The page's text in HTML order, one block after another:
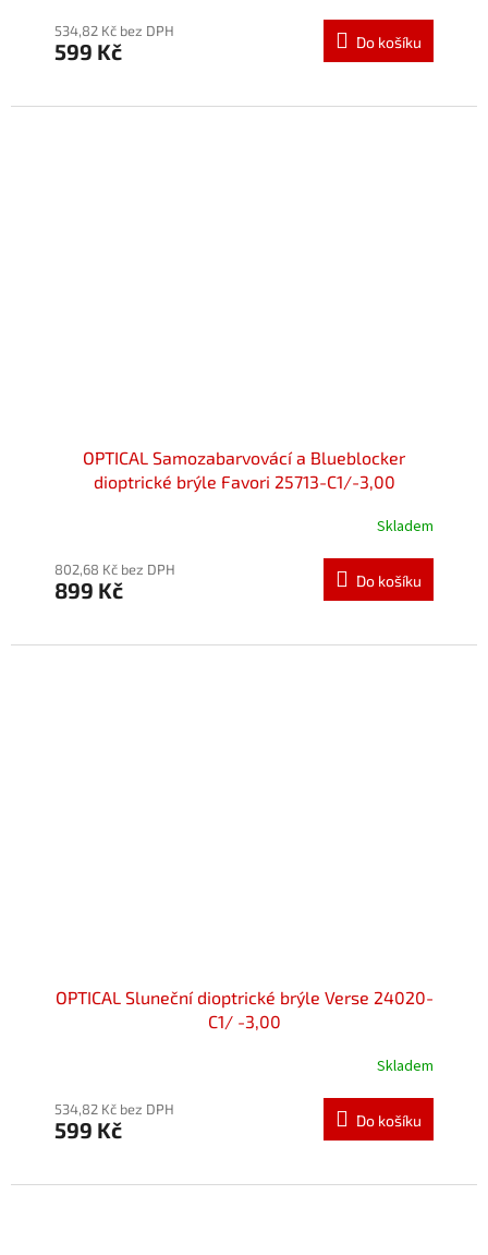
534,82 Kč bez DPH
599 Kč Do košíku
OPTICAL Samozabarvovácí a Blueblocker
dioptrické brýle Favori 25713-C1/-3,00
Skladem
802,68 Kč bez DPH
899 Kč Do košíku
OPTICAL Sluneční dioptrické brýle Verse 24020-
C1/ -3,00
Skladem
534,82 Kč bez DPH
599 Kč Do košíku